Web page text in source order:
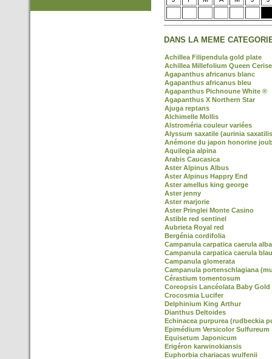
DANS LA MEME
Achillea Filipendula gold plate
Achillea Millefolium Queen Cerise
Agapanthus africanus blanc
Agapanthus africanus bleu
Agapanthus Pichnoune White ®
Agapanthus X Northern Star
Ajuga reptans
Alchimelle Mollis
Alstroméria couleur variées
Alyssum saxatile (aurinia
Anémone du japon honorine
Aquilegia alpina
Arabis Caucasica
Aster Alpinus Albus
Aster Alpinus Happry End
Aster amellus king george
Aster jenny
Aster marjorie
Aster Pringlei Monte Casino
Astible red sentinel
Aubrieta Royal red
Bergénia cordifolia
Campanula carpatica caerula alba
Campanula carpatica caerula
Campanula glomerata
Campanula portenschlagiana
Cérastium tomentosum
Coreopsis Lancéolata Baby Gold
Crocosmia Lucifer
Delphinium King Arthur
Dianthus Deltoides
Echinacea purpurea (rudbeckia
Epimédium Versicolor Sulfureum
Equisetum Japonicum
Erigéron karwinokiansis
Euphorbia chariacas wulfenii